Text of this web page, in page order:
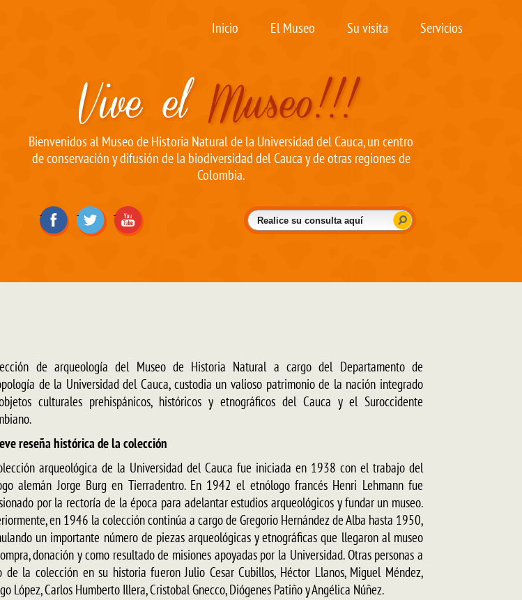
Inicio El Museo Su visita Servicios
Bienvenidos al Museo de Historia Natural de la Universidad del Cauca, un centro
de conservación y difusión de la biodiversidad del Cauca y de otras regiones de
Colombia.
Formulario de búsqueda
Buscar
de arqueología del Museo de Historia Natural a cargo del Departamento de
de la Universidad del Cauca, custodia un valioso patrimonio de la nación integrado
culturales prehispánicos, históricos y etnográficos del Cauca y el Suroccidente
reseña histórica de la colección
arqueológica de la Universidad del Cauca fue iniciada en 1938 con el trabajo del
alemán Jorge Burg en Tierradentro. En 1942 el etnólogo francés Henri Lehmann fue
por la rectoría de la época para adelantar estudios arqueológicos y fundar un museo.
en 1946 la colección continúa a cargo de Gregorio Hernández de Alba hasta 1950,
un importante número de piezas arqueológicas y etnográficas que llegaron al museo
donación y como resultado de misiones apoyadas por la Universidad. Otras personas a
de la colección en su historia fueron Julio Cesar Cubillos, Héctor Llanos, Miguel Méndez,
López, Carlos Humberto Illera, Cristobal Gnecco, Diógenes Patiño y Angélica Núñez.